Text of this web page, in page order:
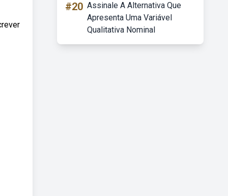
#20 Assinale A Alternativa Que
Apresenta Uma Variável
Qualitativa Nominal